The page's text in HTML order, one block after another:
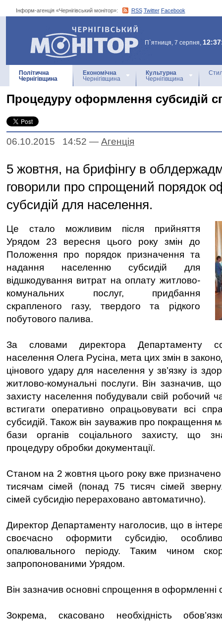
Інформ-агенція «Чернігівський монітор»: RSS Twitter Facebook
Інформ-агенція
«Чернігівський монітор»
П`ятниця, 7 серпня,
Політична
Чернігівщина
Економічна
Чернігівщина
Культурна
Чернігівщина
Процедуру оформлення субсидій
06.10.2015 14:52 — Агенцiя
5 жовтня, на брифінгу в
говорили про спрощений порядок
субсидій для населення.
Це стало можливим після прийняття
Урядом 23 вересня цього року змін до
Положення про порядок призначення та
надання населенню субсидій для
відшкодування витрат на оплату житлово-
комунальних послуг, придбання
скрапленого газу, твердого та рідкого
побутового палива.
За словами директора Департаменту
населення Олега Русіна, мета цих змін в
цінового удару для населення у зв’язку із
житлово-комунальні послуги. Він зазначив,
захисту населення побудували свій робочий
встигати оперативно опрацьовувати всі
субсидій. Також він зауважив про покращення
бази органів соціального захисту, що
процедуру обробки документації.
Станом на 2 жовтня цього року вже
тисячам сімей (понад 75 тисяч сімей
сімей субсидію перераховано автоматично).
Директор Департаменту наголосив, що в
своєчасно оформити субсидію,
опалювального періоду. Таким чином
запропонованими Урядом.
Він зазначив основні спрощення в оформленні
Зокрема, скасовано необхідність